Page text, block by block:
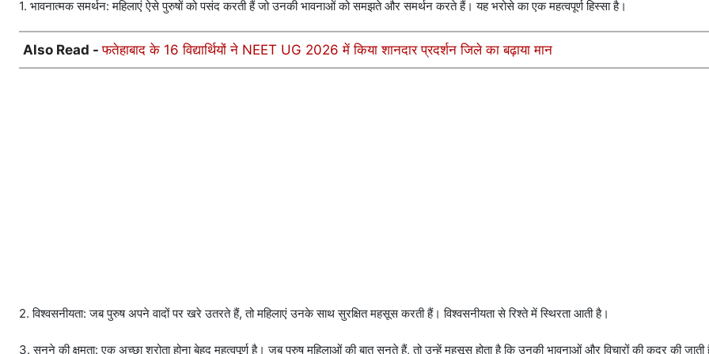
1. भावनात्मक समर्थन: महिलाएं ऐसे पुरुषों को पसंद करती हैं जो उनकी भावनाओं को समझते और समर्थन करते हैं। यह भरोसे का एक महत्वपूर्ण हिस्सा है।
Also Read -फतेहाबाद के 16 विद्यार्थियों ने NEET UG 2026 में किया शानदार प्रदर्शन जिले का बढ़ाया मान
2. विश्वसनीयता: जब पुरुष अपने वादों पर खरे उतरते हैं, तो महिलाएं उनके साथ सुरक्षित महसूस करती हैं। विश्वसनीयता से रिश्ते में स्थिरता आती है।
3. सुनने की क्षमता: एक अच्छा श्रोता होना बेहद महत्वपूर्ण है। जब पुरुष महिलाओं की बात सुनते हैं, तो उन्हें महसूस होता है कि उनकी भावनाओं और विचारों की कदर की